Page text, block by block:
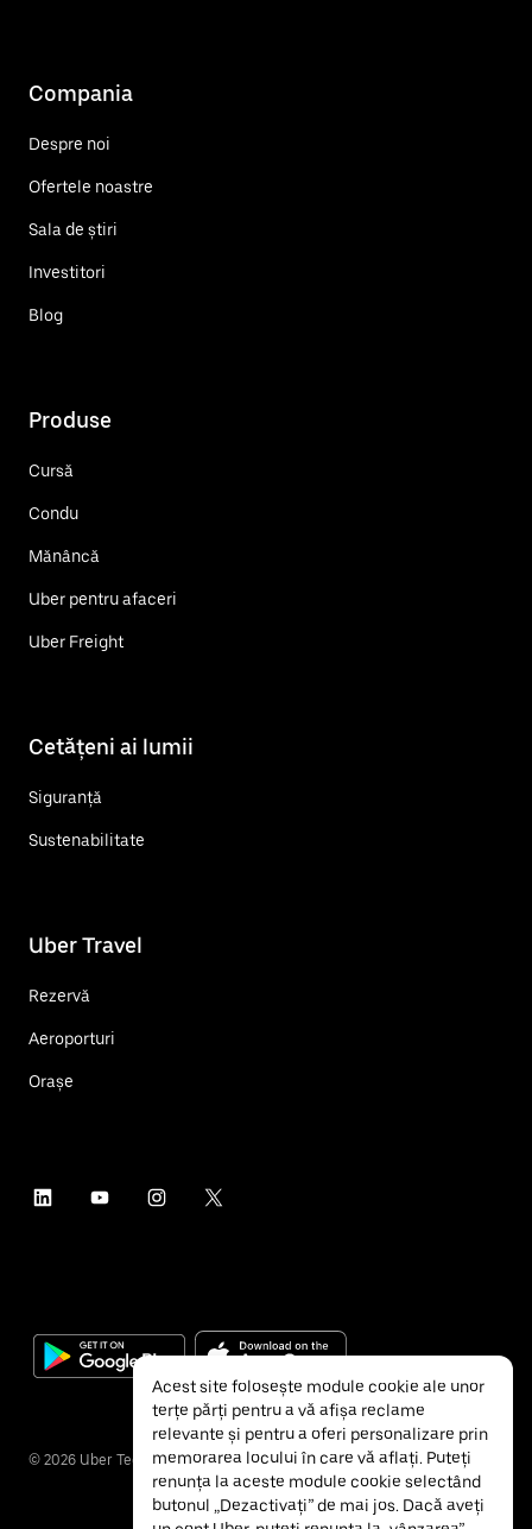
Compania
Despre noi
Ofertele noastre
Sala de știri
Investitori
Blog
Produse
Cursă
Condu
Mănâncă
Uber pentru afaceri
Uber Freight
Cetățeni ai lumii
Siguranță
Sustenabilitate
Uber Travel
Rezervă
Aeroporturi
Orașe
© 2026 Uber Technologies Inc.
Acest site folosește module cookie ale unor
terțe părți pentru a vă afișa reclame
relevante și pentru a oferi personalizare prin
memorarea locului în care vă aflați. Puteți
renunța la aceste module cookie selectând
butonul „Dezactivați” de mai jos. Dacă aveți